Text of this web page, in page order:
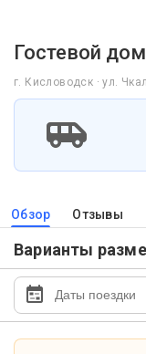
Гостевой
г. Кисловодск · ул.
Обзор Отзывы
Варианты